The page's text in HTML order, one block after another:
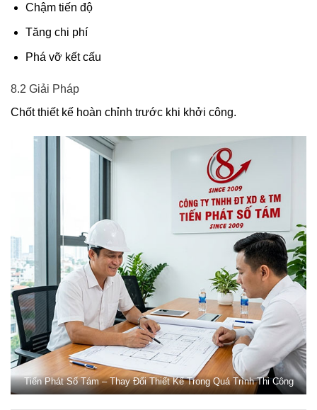
Chậm tiến độ
Tăng chi phí
Phá vỡ kết cấu
8.2 Giải Pháp
Chốt thiết kế hoàn chỉnh trước khi khởi công.
Tiến Phát Số Tám – Thay Đổi Thiết Kế Trong Quá Trình Thi Công